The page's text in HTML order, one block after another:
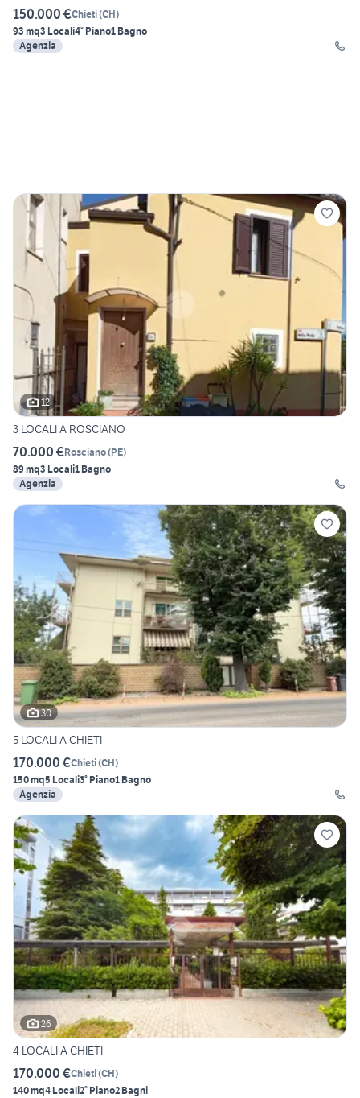
150.000 €Chieti(CH)
93 mq3 Locali4° Piano1 Bagno
Agenzia
12
3 LOCALI A ROSCIANO
70.000 €Rosciano(PE)
89 mq3 Locali1 Bagno
Agenzia
30
5 LOCALI A CHIETI
170.000 €Chieti(CH)
150 mq5 Locali3° Piano1 Bagno
Agenzia
26
4 LOCALI A CHIETI
170.000 €Chieti(CH)
140 mq4 Locali2° Piano2 Bagni